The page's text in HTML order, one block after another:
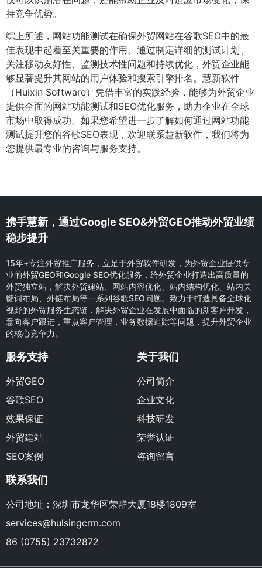
持竞争优势。
综上所述，网站功能测试在确保外贸网站在谷歌SEO中的最
佳表现中起着至关重要的作用。通过制定详细的测试计划、
关注移动友好性、监测技术性问题和持续优化，外贸企业能
够显著提升其网站的用户体验和搜索引擎排名。慧新软件
（Huixin Software）凭借丰富的实践经验，能够为外贸企业
提供全面的网站功能测试和SEO优化服务，助力企业在全球
市场中取得成功。如果您希望进一步了解如何通过网站功能
测试提升您的谷歌SEO表现，欢迎联系慧新软件，我们将为
您提供最专业的咨询与服务支持。
携手慧新，通过Google SEO&外贸GEO推动外贸业绩
稳步提升
15年+专注外贸推广服务，立足于外贸软件研发，为外贸企业提供专
业的外贸GEO和Google SEO优化服务，给外贸企业打造出高质量的
外贸独立站，解决外贸建站、网站内容优化、站内结构优化、站内关
键词布局、外链布局等一系列谷歌SEO问题。致力于打造具备全球化
视野的外贸服务生态链，解决外贸企业在发展中面临的新客户开发，
意向客户跟进，重点客户管理，业务数据追踪等问题，提升外贸企业
的核心竞争力。
服务支持
外贸GEO
谷歌SEO
效果保证
外贸建站
SEO案例
关于我们
公司简介
企业文化
科技研发
荣誉认证
咨询留言
联系我们
公司地址：深圳市龙华区荣群大厦18楼1809室
services@hulsingcrm.com
86 (0755) 23732872